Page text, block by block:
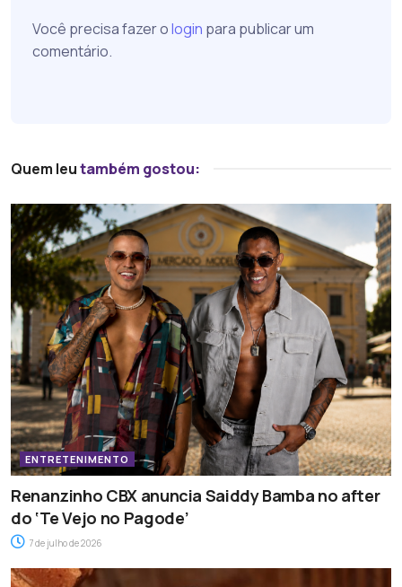
Você precisa fazer ologin para publicar um
comentário.
Quem leutambém gostou:
ENTRETENIMENTO
Renanzinho CBX anuncia Saiddy Bamba no after
do ‘Te Vejo no Pagode’
7 de julho de 2026